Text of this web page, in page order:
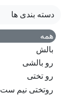
دسته بندی ها
همه
بالش
رو بالشی
رو تختی
روتختی نیم ست